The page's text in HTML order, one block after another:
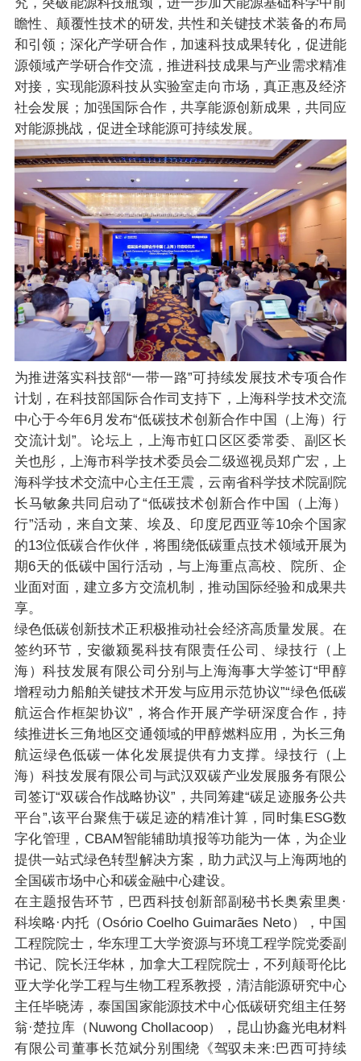
瞻性、颠覆性技术的研发, 共性和关键技术装备的布局
和引领；深化产学研合作，加速科技成果转化，促进能
源领域产学研合作交流，推进科技成果与产业需求精准
对接，实现能源科技从实验室走向市场，真正惠及经济
社会发展；加强国际合作，共享能源创新成果，共同应
对能源挑战，促进全球能源可持续发展。
为推进落实科技部“一带一路”可持续发展技术专项合作
计划，在科技部国际合作司支持下，上海科学技术交流
中心于今年6月发布“低碳技术创新合作中国（上海）行
交流计划”。论坛上，上海市虹口区区委常委、副区长
关也彤，上海市科学技术委员会二级巡视员郑广宏，上
海科学技术交流中心主任王震，云南省科学技术院副院
长马敏象共同启动了“低碳技术创新合作中国（上海）
行”活动，来自文莱、埃及、印度尼西亚等10余个国家
的13位低碳合作伙伴，将围绕低碳重点技术领域开展为
期6天的低碳中国行活动，与上海重点高校、院所、企
业面对面，建立多方交流机制，推动国际经验和成果共
享。
绿色低碳创新技术正积极推动社会经济高质量发展。在
签约环节，安徽颍冕科技有限责任公司、绿技行（上
海）科技发展有限公司分别与上海海事大学签订“甲醇
增程动力船舶关键技术开发与应用示范协议”“绿色低碳
航运合作框架协议”，将合作开展产学研深度合作，持
续推进长三角地区交通领域的甲醇燃料应用，为长三角
航运绿色低碳一体化发展提供有力支撑。绿技行（上
海）科技发展有限公司与武汉双碳产业发展服务有限公
司签订“双碳合作战略协议”，共同筹建“碳足迹服务公共
平台”,该平台聚焦于碳足迹的精准计算，同时集ESG数
字化管理，CBAM智能辅助填报等功能为一体，为企业
提供一站式绿色转型解决方案，助力武汉与上海两地的
全国碳市场中心和碳金融中心建设。
在主题报告环节，巴西科技创新部副秘书长奥索里奥·
科埃略·内托（Osório Coelho Guimarães Neto），中国
工程院院士，华东理工大学资源与环境工程学院党委副
书记、院长汪华林，加拿大工程院院士，不列颠哥伦比
亚大学化学工程与生物工程系教授，清洁能源研究中心
主任毕晓涛，泰国国家能源技术中心低碳研究组主任努
翁·楚拉库（Nuwong Chollacoop），昆山协鑫光电材料
有限公司董事长范斌分别围绕《驾驭未来:巴西可持续